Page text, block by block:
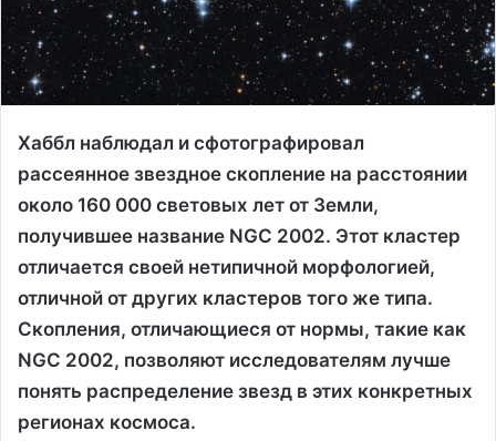
Хаббл наблюдал и сфотографировал
рассеянное звездное скопление на расстоянии
около 160 000 световых лет от Земли,
получившее название NGC 2002. Этот кластер
отличается своей нетипичной морфологией,
отличной от других кластеров того же типа.
Скопления, отличающиеся от нормы, такие как
NGC 2002, позволяют исследователям лучше
понять распределение звезд в этих конкретных
регионах космоса.